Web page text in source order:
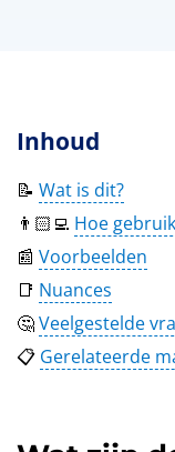
Inhoud
📝 Wat is dit?
👨🏻‍💻 Hoe
📰 Voorbeelden
📑 Nuances
🤔Veelgestelde
📋 Gerelateerde